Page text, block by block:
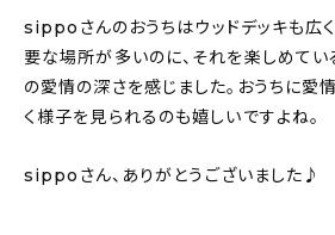
sippoさんのおうちはウッドデッキも広
要な場所が多いのに、それを楽しめて
の愛情の深さを感じました。おうちに愛
く様子を見られるのも嬉しいですよね。
sippoさん、ありがとうございました♪